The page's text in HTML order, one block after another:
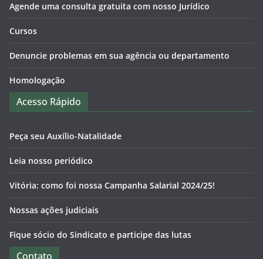
Agende uma consulta gratuita com nosso Jurídico
Cursos
Denuncie problemas em sua agência ou departamento
Homologação
Acesso Rápido
Peça seu Auxílio-Natalidade
Leia nosso periódico
Vitória: como foi nossa Campanha Salarial 2024/25!
Nossas ações judiciais
Fique sócio do Sindicato e participe das lutas
Contato